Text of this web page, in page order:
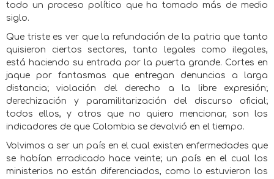
todo un proceso político que ha tomado más de medio
siglo.
Que triste es ver que la refundación de la patria que tanto
quisieron ciertos sectores, tanto legales como ilegales,
está haciendo su entrada por la puerta grande. Cortes en
jaque por fantasmas que entregan denuncias a larga
distancia; violación del derecho a la libre expresión;
derechización y paramilitarización del discurso oficial;
todos ellos, y otros que no quiero mencionar, son los
indicadores de que Colombia se devolvió en el tiempo.
Volvimos a ser un país en el cual existen enfermedades que
se habían erradicado hace veinte; un país en el cual los
ministerios no están diferenciados, como lo estuvieron los